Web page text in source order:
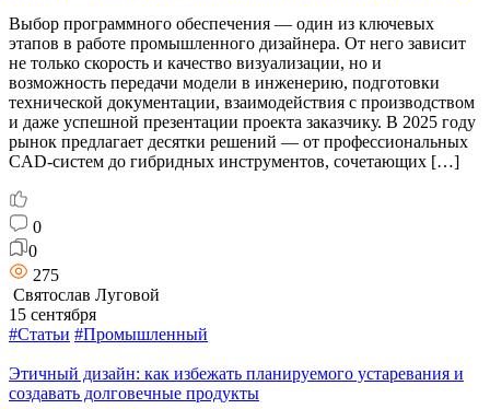
Выбор программного обеспечения — один из ключевых
этапов в работе промышленного дизайнера. От него зависит
не только скорость и качество визуализации, но и
возможность передачи модели в инженерию, подготовки
технической документации, взаимодействия с производством
и даже успешной презентации проекта заказчику. В 2025 году
рынок предлагает десятки решений — от профессиональных
CAD-систем до гибридных инструментов, сочетающих […]
0
0
275
Святослав Луговой
15 сентября
#Статьи #Промышленный
Этичный дизайн: как избежать планируемого устаревания и
создавать долговечные продукты